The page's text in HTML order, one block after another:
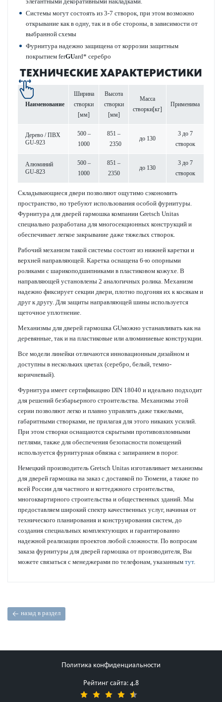
Системы могут состоять из 3-7 створок, при этом возможно
открывание как в одну, так и в обе стороны, в зависимости от
выбранной схемы
Фурнитура надежно защищена от коррозии защитным
покрытием fer­GUard* серебро
ТЕХНИЧЕСКИЕ ХАРАКТЕРИСТИКИ
Наименование
Ширина
створки
[мм]
Высота
створки
[мм]
Масса
створки[кг]
Применима
Дерево / ПВХ
GU-923
500 –
1000
851 –
2350
до 130
3 до 7
створок
Алюминий
GU-823
500 –
1000
851 –
2350
до 130
3 до 7
створок
Складывающиеся двери позволяют ощутимо сэкономить
пространство, но требуют использования особой фурнитуры.
Фурнитура для дверей гармошка компании Gretsch Unitas
специально разработана для многосекционных конструкций и
обеспечивает легкое закрывание даже тяжелых створок.
Рабочий механизм такой системы состоит из нижней каретки и
верхней направляющей. Каретка оснащена 6-ю опорными
роликами с шарикоподшипниками в пластиковом кожухе. В
направляющей установлены 2 аналогичных ролика. Механизм
надежно фиксирует секции двери, плотно подгоняя их к косякам и
друг к другу. Для защиты направляющей шины используется
щеточное уплотнение.
Механизмы для дверей гармошка GUможно устанавливать как на
деревянные, так и на пластиковые или алюминиевые конструкции.
Все модели линейки отличаются инновационным дизайном и
доступны в нескольких цветах (серебро, белый, темно-
коричневый).
Фурнитура имеет сертификацию DIN 18040 и идеально подходит
для решений безбарьерного строительства. Механизмы этой
серии позволяют легко и плавно управлять даже тяжелыми,
габаритными створками, не прилагая для этого никаких усилий.
При этом створки оснащаются скрытыми противовзломными
петлями, также для обеспечения безопасности помещений
используется фурнитурная обвязка с запиранием в порог.
Немецкий производитель Gretsch Unitas изготавливает механизмы
для дверей гармошка на заказ с доставкой по Тюмени, а также по
всей России для частного и коттеджного строительства,
многоквартирного строительства и общественных зданий. Мы
предоставляем широкий спектр качественных услуг, начиная от
технического планирования и конструирования систем, до
создания специальных комплектующих и гарантированно
надежной реализации проектов любой сложности. По вопросам
заказа фурнитуры для дверей гармошка от производителя, Вы
можете связаться с менеджерами по телефонам, указанным тут.
назад в раздел
Политика конфиденциальности
Рейтинг сайта: 4.8